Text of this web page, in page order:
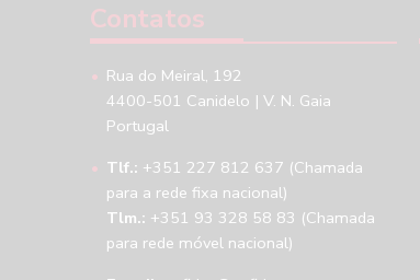
Contatos
Rua do Meiral, 192
4400-501 Canidelo | V. N. Gaia
Portugal
Tlf.: +351 227 812 637 (Chamada
para a rede fixa nacional)
Tlm.: +351 93 328 58 83 (Chamada
para rede móvel nacional)